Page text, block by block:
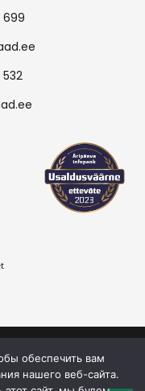
699
защищены.
обеспечить вам
нашего веб-сайта.